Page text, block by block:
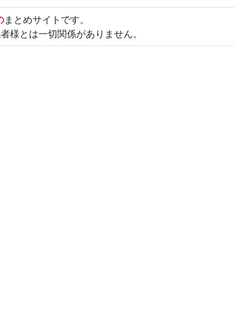
まとめサイトです。
様とは一切関係がありません。